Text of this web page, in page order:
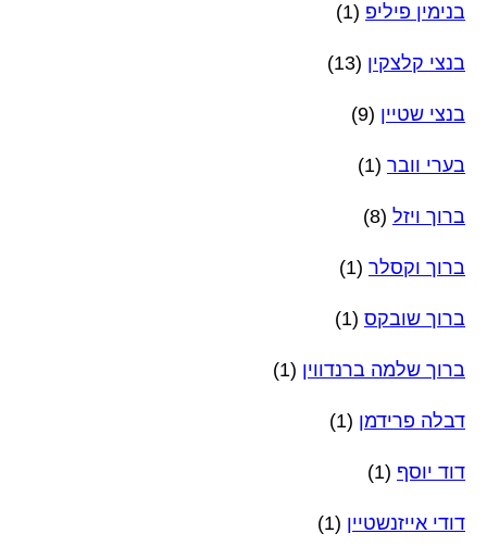
בנימין פיליפ (1)
בנצי קלצקין (13)
בנצי שטיין (9)
בערי וובר (1)
ברוך ויזל (8)
ברוך וקסלר (1)
ברוך שובקס (1)
ברוך שלמה ברנדווין (1)
דבלה פרידמן (1)
דוד יוסף (1)
דודי אייזנשטיין (1)